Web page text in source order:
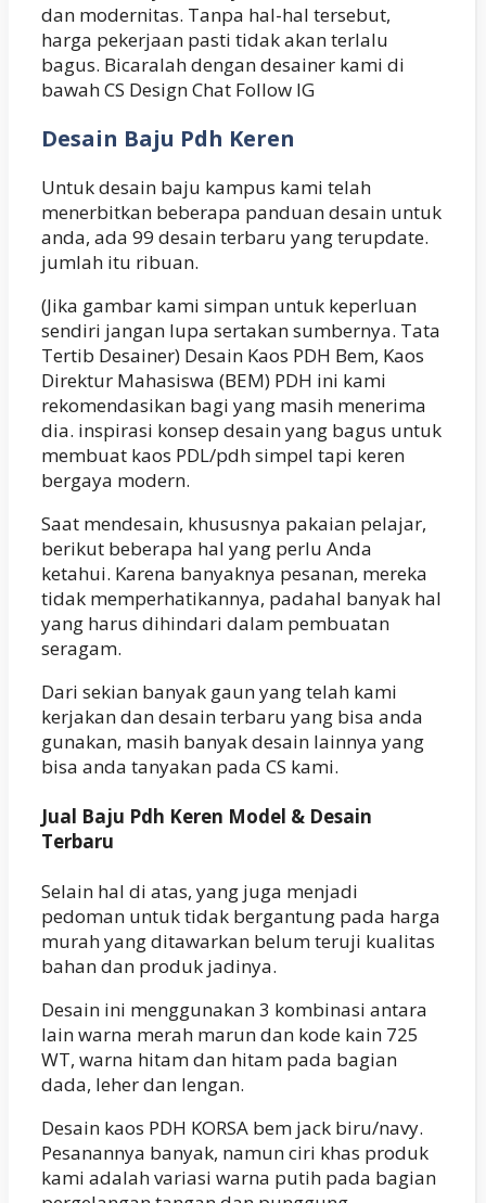
dan modernitas. Tanpa hal-hal tersebut,
harga pekerjaan pasti tidak akan terlalu
bagus. Bicaralah dengan desainer kami di
bawah CS Design Chat Follow IG
Desain Baju Pdh Keren
Untuk desain baju kampus kami telah
menerbitkan beberapa panduan desain untuk
anda, ada 99 desain terbaru yang terupdate.
jumlah itu ribuan.
(Jika gambar kami simpan untuk keperluan
sendiri jangan lupa sertakan sumbernya. Tata
Tertib Desainer) Desain Kaos PDH Bem, Kaos
Direktur Mahasiswa (BEM) PDH ini kami
rekomendasikan bagi yang masih menerima
dia. inspirasi konsep desain yang bagus untuk
membuat kaos PDL/pdh simpel tapi keren
bergaya modern.
Saat mendesain, khususnya pakaian pelajar,
berikut beberapa hal yang perlu Anda
ketahui. Karena banyaknya pesanan, mereka
tidak memperhatikannya, padahal banyak hal
yang harus dihindari dalam pembuatan
seragam.
Dari sekian banyak gaun yang telah kami
kerjakan dan desain terbaru yang bisa anda
gunakan, masih banyak desain lainnya yang
bisa anda tanyakan pada CS kami.
Jual Baju Pdh Keren Model & Desain
Terbaru
Selain hal di atas, yang juga menjadi
pedoman untuk tidak bergantung pada harga
murah yang ditawarkan belum teruji kualitas
bahan dan produk jadinya.
Desain ini menggunakan 3 kombinasi antara
lain warna merah marun dan kode kain 725
WT, warna hitam dan hitam pada bagian
dada, leher dan lengan.
Desain kaos PDH KORSA bem jack biru/navy.
Pesanannya banyak, namun ciri khas produk
kami adalah variasi warna putih pada bagian